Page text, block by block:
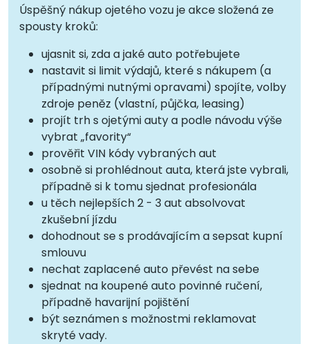
Úspěšný nákup ojetého vozu je akce složená ze
spousty kroků:
ujasnit si, zda a jaké auto potřebujete
nastavit si limit výdajů, které s nákupem (a
případnými nutnými opravami) spojíte, volby
zdroje peněz (vlastní, půjčka, leasing)
projít trh s ojetými auty a podle návodu výše
vybrat „favority“
prověřit VIN kódy vybraných aut
osobně si prohlédnout auta, která jste vybrali,
případně si k tomu sjednat profesionála
u těch nejlepších 2 - 3 aut absolvovat
zkušební jízdu
dohodnout se s prodávajícím a sepsat kupní
smlouvu
nechat zaplacené auto převést na sebe
sjednat na koupené auto povinné ručení,
případně havarijní pojištění
být seznámen s možnostmi reklamovat
skryté vady.